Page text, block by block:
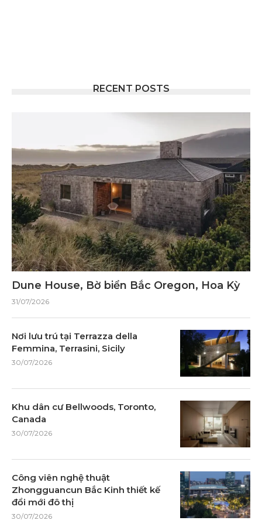
RECENT POSTS
Dune House, Bờ biển Bắc Oregon, Hoa Kỳ
31/07/2026
Nơi lưu trú tại Terrazza della
Femmina, Terrasini, Sicily
30/07/2026
Khu dân cư Bellwoods, Toronto,
Canada
30/07/2026
Công viên nghệ thuật
Zhongguancun Bắc Kinh thiết kế
đổi mới đô thị
30/07/2026